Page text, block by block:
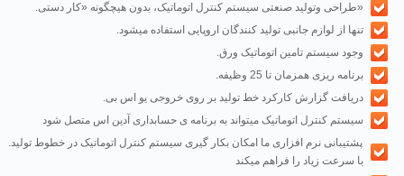
.طراحی وتولید صنعتی سیستم کنترل اتوماتیک، بدون هیچگونه «کار دستی»
.تنها از لوازم جانبی تولید کنندگان اروپایی استفاده میشود
.وجود سیستم تامین اتوماتیک ورق
.برنامه ریزی همزمان تا 25 وظیفه
.دریافت گزارش کارکرد خط تولید بر روی خروجی یو اس بی
سیستم کنترل اتوماتیک میتواند به برنامه ی حسابداری آدین اس متصل شود
.پشتیبانی نرم افزاری ما امکان بکار گیری سیستم کنترل اتوماتیک در خطوط تولید
با سرعت زیاد را فراهم میکند